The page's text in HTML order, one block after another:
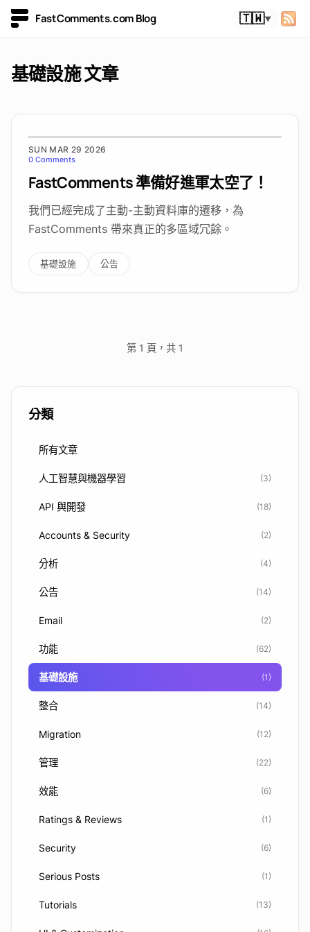
FastComments.com Blog 🇹🇼▼
基礎設施 文章
SUN MAR 29 2026
0 Comments
FastComments 準備好進軍太空了！
我們已經完成了主動-主動資料庫的遷移，為
FastComments 帶來真正的多區域冗餘。
基礎設施 公告
第 1 頁，共 1
分類
所有文章
人工智慧與機器學習 (3)
API 與開發 (18)
Accounts & Security (2)
分析 (4)
公告 (14)
Email (2)
功能 (62)
基礎設施 (1)
整合 (14)
Migration (12)
管理 (22)
效能 (6)
Ratings & Reviews (1)
Security (6)
Serious Posts (1)
Tutorials (13)